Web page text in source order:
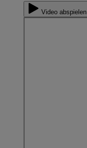
Video abspielen